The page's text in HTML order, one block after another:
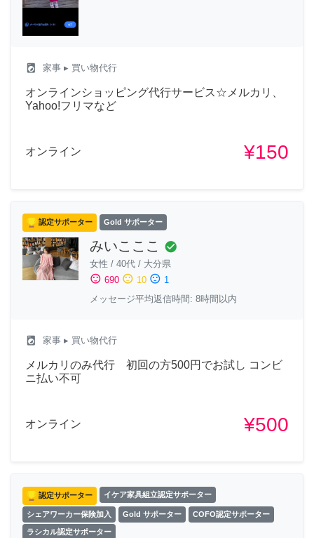
local_laundry_service 家事 ▸ 買い物代行
オンラインショッピング代行サービス☆メルカリ、
Yahoo!フリマなど
オンライン ¥150
認定サポーター Gold サポーター
みいこここ check_circle
女性 / 40代 / 大分県
sentiment_satisfied 690 sentiment_neutral 10 sentiment_dissatisfied 1
メッセージ平均返信時間: 8時間以内
local_laundry_service 家事 ▸ 買い物代行
メルカリのみ代行 初回の方500円でお試し コンビ
ニ払い不可
オンライン ¥500
認定サポーター イケア家具組立認定サポーター
シェアワーカー保険加入 Gold サポーター COFO認定サポーター
ラシカル認定サポーター